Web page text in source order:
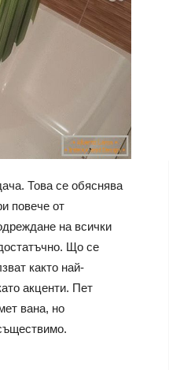
Това се обяснява
повече от
на всички
Що се
както най-
акценти. Пет
вана, но